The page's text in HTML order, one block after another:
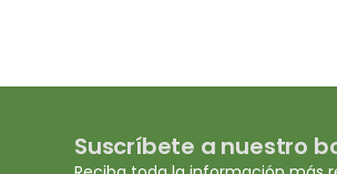
Suscríbete a nuestro